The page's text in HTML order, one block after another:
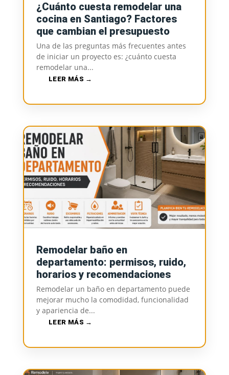
¿Cuánto cuesta remodelar una
cocina en Santiago? Factores
que cambian el presupuesto
Una de las preguntas más frecuentes antes
de iniciar un proyecto es: ¿cuánto cuesta
remodelar una...
LEER MÁS
Remodelar baño en
departamento: permisos, ruido,
horarios y recomendaciones
Remodelar un baño en departamento puede
mejorar mucho la comodidad, funcionalidad
y apariencia de...
LEER MÁS